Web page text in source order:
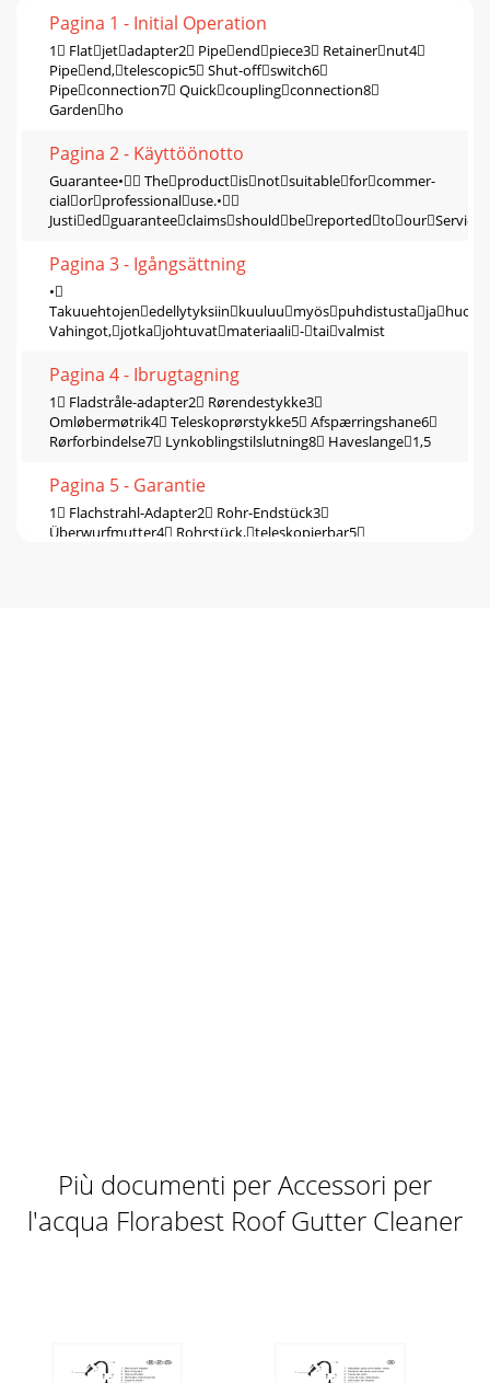
Pagina 1 - Initial Operation
1 Flatjetadapter2 Pipeendpiece3 Retainernut4
Pipeend,telescopic5 Shut-offswitch6
Pipeconnection7 Quickcouplingconnection8
Gardenho
Pagina 2 - Käyttöönotto
Guarantee• Theproductisnotsuitableforcommer-
cialorprofessionaluse.•
Pagina 3 - Igångsättning
•
Vahingot,jotkajohtuvatmateriaali-taivalmist
Pagina 4 - Ibrugtagning
1 Fladstråle-adapter2 Rørendestykke3
Omløbermøtrik4 Teleskoprørstykke5 Afspærringshane6
Rørforbindelse7 Lynkoblingstilslutning8 Haveslange1,5
Pagina 5 - Garantie
1 Flachstrahl-Adapter2 Rohr-Endstück3
Überwurfmutter4 Rohrstück,teleskopierbar5
Più documenti per Accessori per
l'acqua Florabest Roof Gutter Cleaner